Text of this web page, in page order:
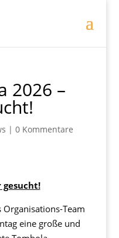
2026 –
| 0 Kommentare
Organisations-Team
eine große und